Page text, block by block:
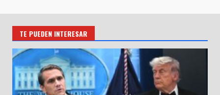
TE PUEDEN INTERESAR